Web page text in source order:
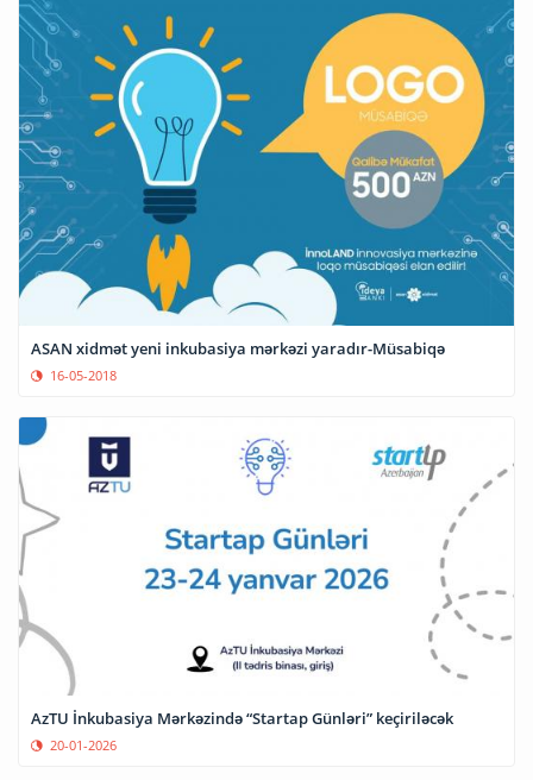
ASAN xidmət yeni inkubasiya mərkəzi yaradır-Müsabiqə
16-05-2018
AzTU İnkubasiya Mərkəzində “Startap Günləri” keçiriləcək
20-01-2026